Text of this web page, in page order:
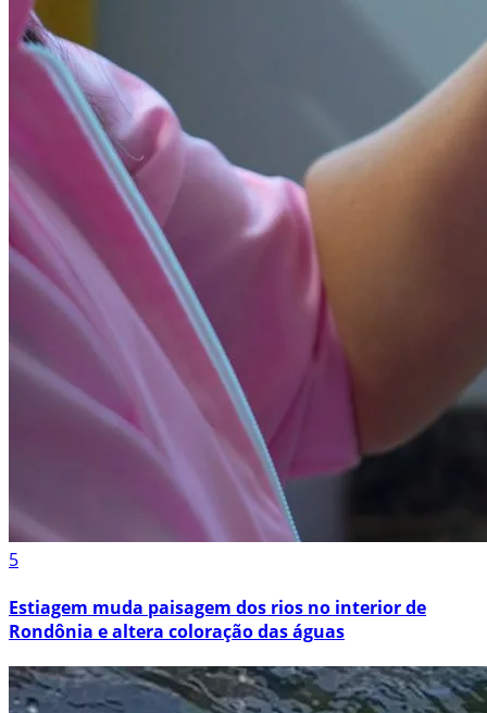
5
Estiagem muda paisagem dos rios no interior de
Rondônia e altera coloração das águas